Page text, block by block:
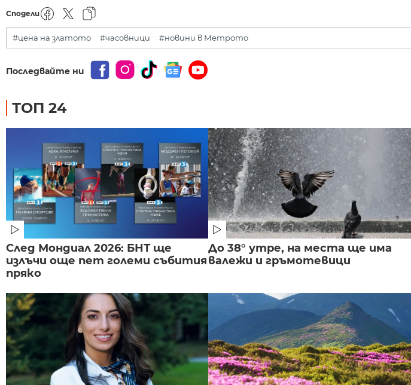
Сподели
#цена на златото #часовници #новини в Метрото
Последвайте ни
ТОП 24
След Мондиал 2026: БНТ ще
излъчи още пет големи събития
пряко
До 38° утре, на места ще има
валежи и гръмотевици